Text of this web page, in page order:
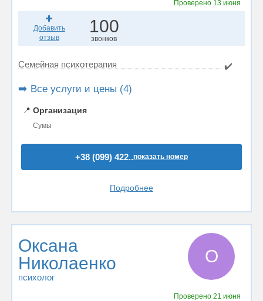
Проверено 13 июня
Добавить
отзыв
100
звонков
Семейная психотерапия ✔️
➡️ Все услуги и цены (4)
📍 Организация
Сумы
+38 (099) 422..показать номер
Подробнее
Оксана
Николаенко
психолог
О
Проверено 21 июня